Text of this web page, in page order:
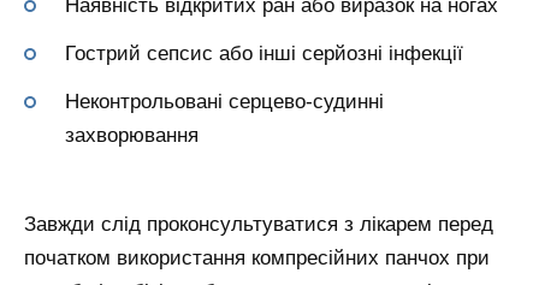
Наявність відкритих ран або виразок на ногах
Гострий сепсис або інші серйозні інфекції
Неконтрольовані серцево-судинні
захворювання
Завжди слід проконсультуватися з лікарем перед
початком використання компресійних панчох при